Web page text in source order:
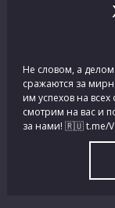
Не словом, а
сражаются за
им успехов на
смотрим на вас и
за нами! 🇷🇺 t.me/